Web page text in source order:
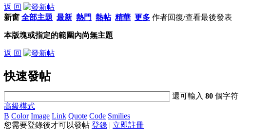
返 回
新窗 全部主題 最新 熱門 熱帖 精華 更多 作者回復/查看最後發表
本版塊或指定的範圍內尚無主題
返 回
快速發帖
還可輸入80 個字符
高級模式
B Color Image Link Quote Code Smilies
您需要登錄後才可以發帖 登錄 | 立即註冊